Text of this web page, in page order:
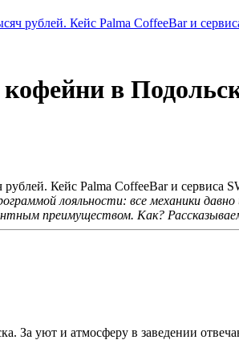
рублей. Кейс Palma CoffeeBar и
в
лояльности: все механики
преимуществом. Как?
За уют и атмосферу в заведении